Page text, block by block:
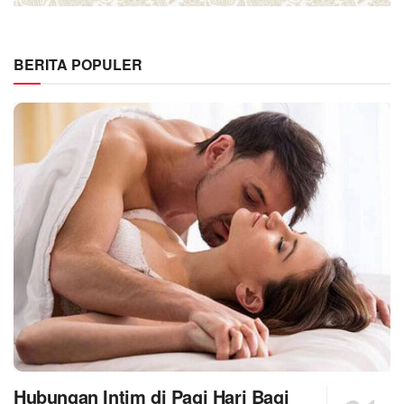
BERITA POPULER
Hubungan Intim di Pagi Hari Bagi